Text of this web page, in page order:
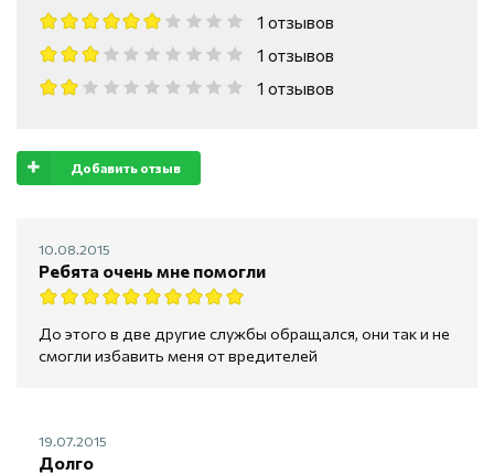
1 отзывов
1 отзывов
1 отзывов
Добавить отзыв
10.08.2015
Ребята очень мне помогли
До этого в две другие службы обращался, они так и не
смогли избавить меня от вредителей
19.07.2015
Долго